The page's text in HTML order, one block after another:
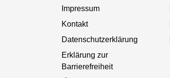
Impressum
Kontakt
Datenschutzerklärung
Erklärung zur
Barrierefreiheit